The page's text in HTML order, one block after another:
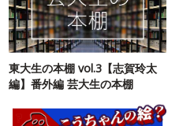
東大生の本棚 vol.3【志賀玲太
編】番外編 芸大生の本棚